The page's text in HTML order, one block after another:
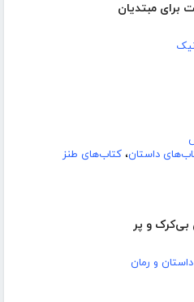
برای مبتدیان
داستان، کتاب‌های طنز
و پر
و رمان